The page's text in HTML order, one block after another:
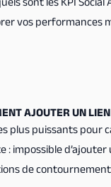
vos performances
AJOUTER UN
plus puissants
impossible
de